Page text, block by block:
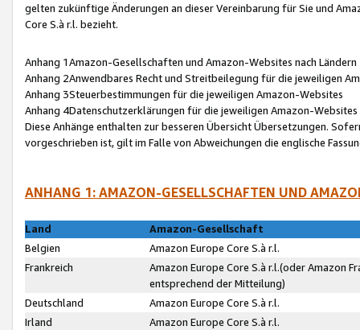
gelten zukünftige Änderungen an dieser Vereinbarung für Sie und
Core S.à r.l. bezieht.
Anhang 1Amazon-Gesellschaften und Amazon-Websites nach Ländern
Anhang 2Anwendbares Recht und Streitbeilegung für die jeweiligen
Anhang 3Steuerbestimmungen für die jeweiligen Amazon-Websites
Anhang 4Datenschutzerklärungen für die jeweiligen Amazon-Websites
Diese Anhänge enthalten zur besseren Übersicht Übersetzungen.
vorgeschrieben ist, gilt im Falle von Abweichungen die englische
ANHANG 1: AMAZON-GESELLSCHAFTEN UND
Land
Amazon-Gesellschaft
Belgien
Amazon Europe Core S.à r.l.
Frankreich
Amazon Europe Core S.à r.l.(oder Amazon
entsprechend der Mitteilung)
Deutschland
Amazon Europe Core S.à r.l.
Irland
Amazon Europe Core S.à r.l.